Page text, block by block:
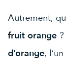
Autrement,
fruit orange ?
d’orange,